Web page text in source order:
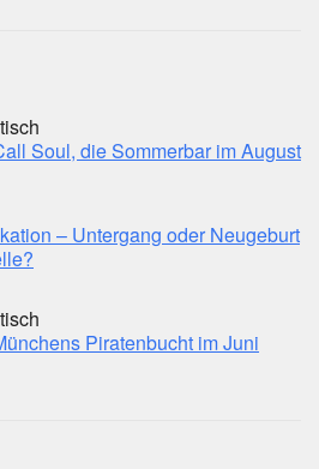
Soul, die Sommerbar im August
– Untergang oder Neugeburt
Piratenbucht im Juni